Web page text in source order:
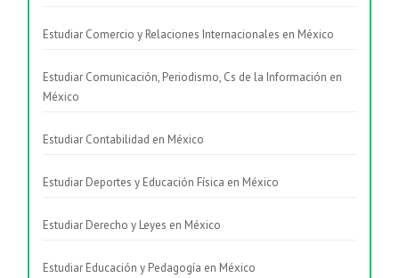
Estudiar Comercio y Relaciones Internacionales en México
Estudiar Comunicación, Periodismo, Cs de la Información en
México
Estudiar Contabilidad en México
Estudiar Deportes y Educación Física en México
Estudiar Derecho y Leyes en México
Estudiar Educación y Pedagogía en México